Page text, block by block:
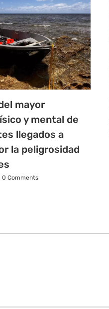
mayor
y mental de
llegados a
la peligrosidad
0 Comments